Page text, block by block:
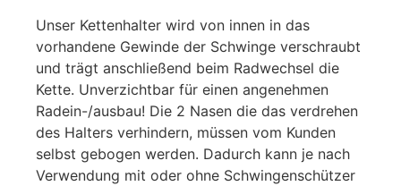
Unser Kettenhalter wird von innen in das
vorhandene Gewinde der Schwinge verschraubt
und trägt anschließend beim Radwechsel die
Kette. Unverzichtbar für einen angenehmen
Radein-/ausbau! Die 2 Nasen die das verdrehen
des Halters verhindern, müssen vom Kunden
selbst gebogen werden. Dadurch kann je nach
Verwendung mit oder ohne Schwingenschützer